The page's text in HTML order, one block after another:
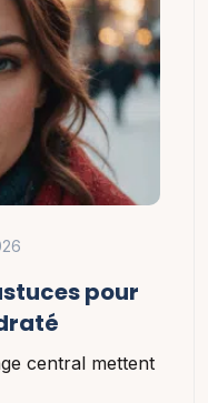
pour
central mettent